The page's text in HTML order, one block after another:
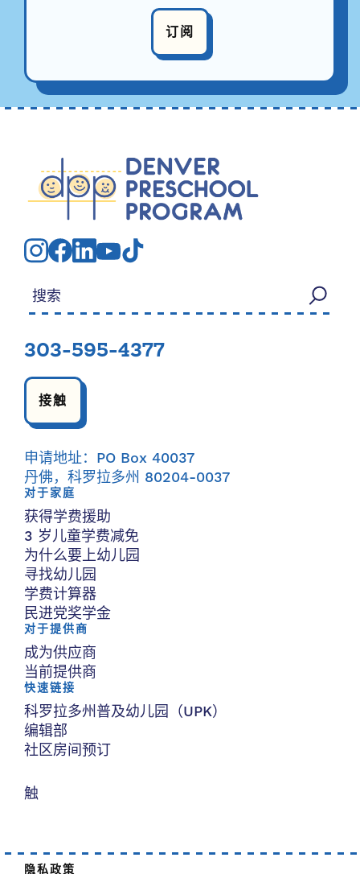
订阅
搜索：
303-595-4377
接触
申请地址：PO Box 40037
丹佛，科罗拉多州 80204-0037
对于家庭
获得学费援助
3 岁儿童学费减免
为什么要上幼儿园
寻找幼儿园
学费计算器
民进党奖学金
对于提供商
成为供应商
当前提供商
快速链接
科罗拉多州普及幼儿园（UPK）
编辑部
社区房间预订
触
隐私政策